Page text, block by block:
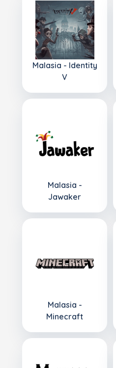
Malasia - Identity
V
Malasia -
Jawaker
Malasia -
Minecraft